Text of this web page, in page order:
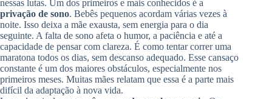
nessas lutas. Um dos primeiros e mais conhecidos é a
privação de sono. Bebês pequenos acordam várias vezes à
noite. Isso deixa a mãe exausta, sem energia para o dia
seguinte. A falta de sono afeta o humor, a paciência e até a
capacidade de pensar com clareza. É como tentar correr uma
maratona todos os dias, sem descanso adequado. Esse cansaço
constante é um dos maiores obstáculos, especialmente nos
primeiros meses. Muitas mães relatam que essa é a parte mais
difícil da adaptação à nova vida.